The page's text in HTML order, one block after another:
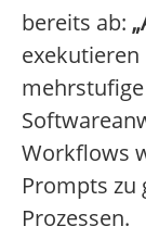
bereits ab:
exekutieren
Workflows
Prompts zu
Prozessen.